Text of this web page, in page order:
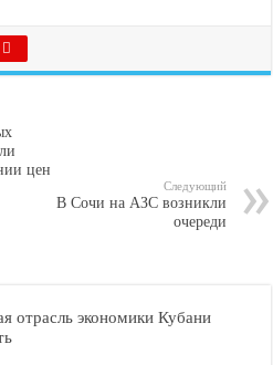
цен
Следующий
В Сочи на АЗС возникли
очереди
отрасль экономики Кубани